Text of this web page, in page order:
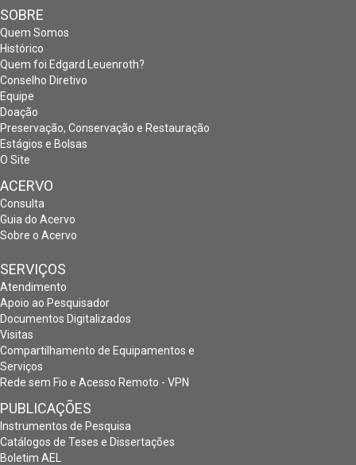
SOBRE
Quem Somos
Histórico
Quem foi Edgard Leuenroth?
Conselho Diretivo
Equipe
Doação
Preservação, Conservação e Restauração
Estágios e Bolsas
O Site
ACERVO
Consulta
Guia do Acervo
Sobre o Acervo
SERVIÇOS
Atendimento
Apoio ao Pesquisador
Documentos Digitalizados
Visitas
Compartilhamento de Equipamentos e
Serviços
Rede sem Fio e Acesso Remoto - VPN
PUBLICAÇÕES
Instrumentos de Pesquisa
Catálogos de Teses e Dissertações
Boletim AEL